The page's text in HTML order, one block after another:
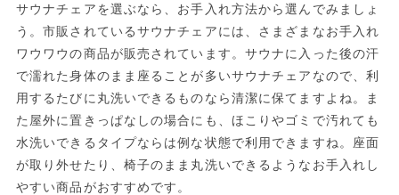
サウナチェアを選ぶなら、お手入れ方法から選んでみましょ
う。市販されているサウナチェアには、さまざまなお手入れ
ワウワウの商品が販売されています。サウナに入った後の汗
で濡れた身体のまま座ることが多いサウナチェアなので、利
用するたびに丸洗いできるものなら清潔に保てますよね。ま
た屋外に置きっぱなしの場合にも、ほこりやゴミで汚れても
水洗いできるタイプならは例な状態で利用できますね。座面
が取り外せたり、椅子のまま丸洗いできるようなお手入れし
やすい商品がおすすめです。